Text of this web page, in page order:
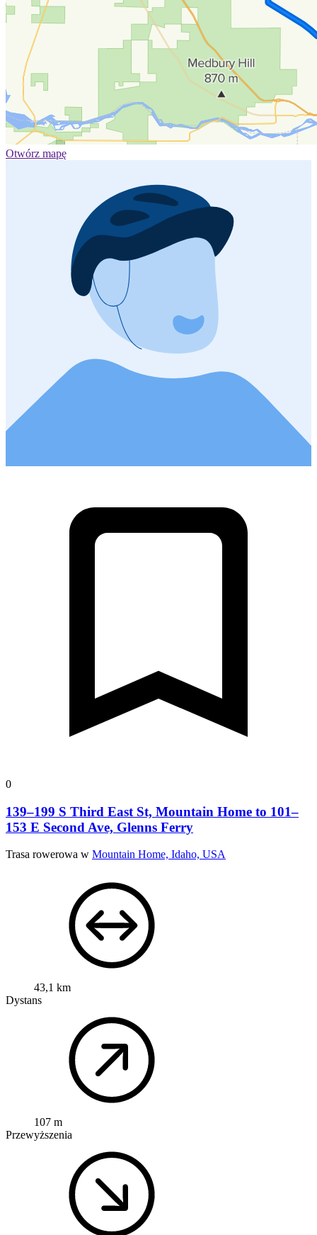
Otwórz mapę
0
139–199 S Third East St, Mountain Home to 101–
153 E Second Ave, Glenns Ferry
Trasa rowerowa w Mountain Home, Idaho, USA
43,1 km
Dystans
107 m
Przewyższenia